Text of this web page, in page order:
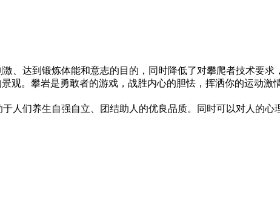
达到锻炼体能和意志的目的，同时降低了对攀爬者技术要求
观。攀岩是勇敢者的游戏，战胜内心的胆怯，挥洒你的运动
们养生自强自立、团结助人的优良品质。同时可以对人的心